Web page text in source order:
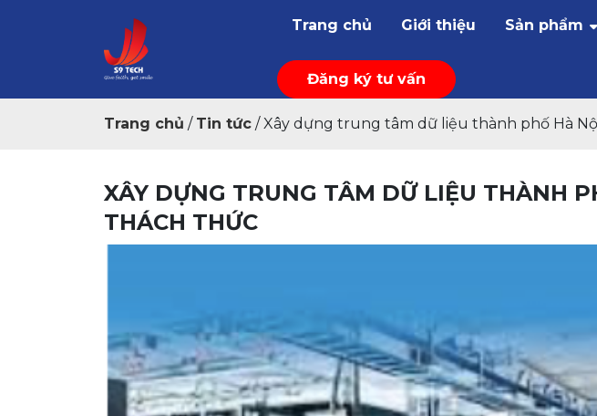
Trang chủ Giới thiệu Sản phẩm
Đăng ký tư vấn
Trang chủ / Tin tức /Xây dựng trung tâm dữ liệu thành phố Hà
XÂY DỰNG TRUNG TÂM DỮ LIỆU THÀNH
THÁCH THỨC